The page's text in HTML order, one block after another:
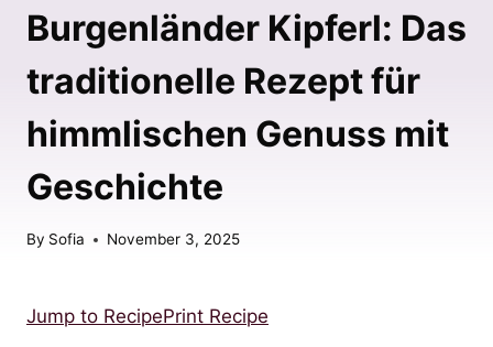
Burgenländer Kipferl: Das
traditionelle Rezept für
himmlischen Genuss mit
Geschichte
By Sofia November 3, 2025
Jump to RecipePrint Recipe